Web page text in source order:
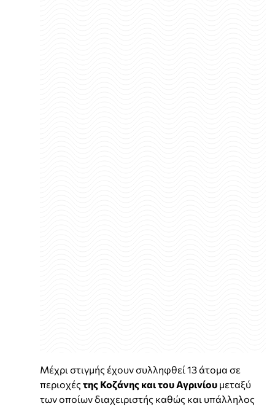
Μέχρι στιγμής έχουν συλληφθεί 13 άτομα σε
περιοχές της Κοζάνης και του Αγρινίου μεταξύ
των οποίων διαχειριστής καθώς και υπάλληλος